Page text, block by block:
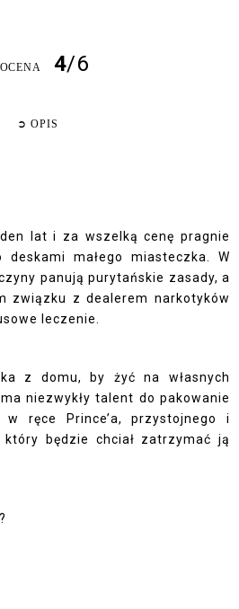
OCENA 4/6
➲ OPIS
lat i za wszelką cenę pragnie
małego miasteczka. W
panują purytańskie zasady, a
związku z dealerem narkotyków
leczenie.
z domu, by żyć na własnych
niezwykły talent do pakowanie
w ręce Prince’a, przystojnego i
który będzie chciał zatrzymać ją